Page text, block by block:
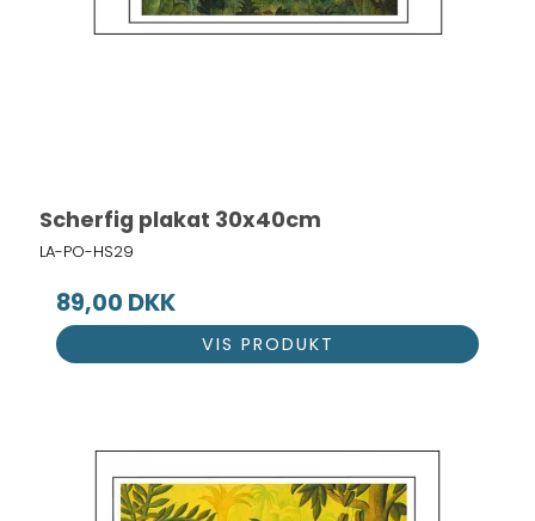
Scherfig plakat 30x40cm
LA-PO-HS29
89,00 DKK
VIS PRODUKT